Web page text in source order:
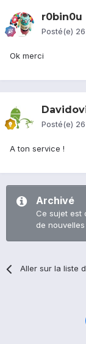
r0bin0u
Posté(e)
Ok merci
Posté(e)
A ton service !
Archivé
Ce sujet est
de
Aller sur la liste